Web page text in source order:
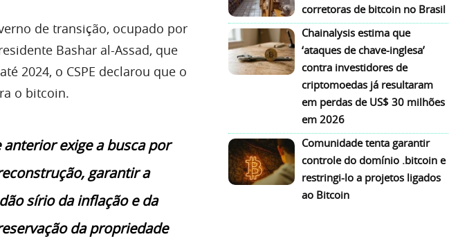
de transição, ocupado por
Bashar al-Assad, que
2024, o CSPE declarou que o
o bitcoin.
exige a busca por
garantir a
sírio da inflação e da
da propriedade
corretoras de bitcoin no Brasil
Chainalysis estima que
‘ataques de chave-inglesa’
contra investidores de
criptomoedas já resultaram
em perdas de US$ 30 milhões
em 2026
Comunidade tenta garantir
controle do domínio .bitcoin e
restringi-lo a projetos ligados
ao Bitcoin